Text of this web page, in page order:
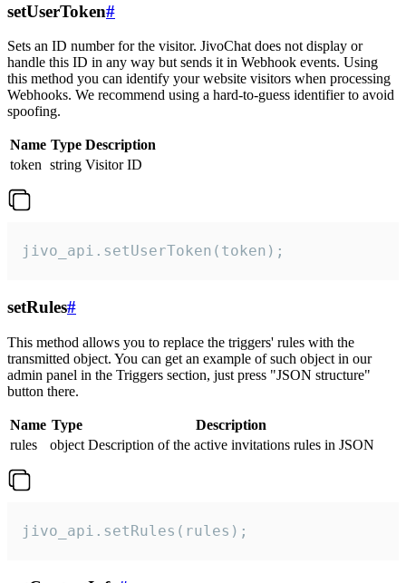
setUserToken#
Sets an ID number for the visitor. JivoChat does not display or
handle this ID in any way but sends it in Webhook events. Using
this method you can identify your website visitors when processing
Webhooks. We recommend using a hard-to-guess identifier to avoid
spoofing.
Name Type Description
token string Visitor ID
jivo_api.setUserToken(token);
setRules#
This method allows you to replace the triggers' rules with the
transmitted object. You can get an example of such object in our
admin panel in the Triggers section, just press "JSON structure"
button there.
Name Type
Description
rules
object Description of the active invitations rules in JSON
jivo_api.setRules(rules);